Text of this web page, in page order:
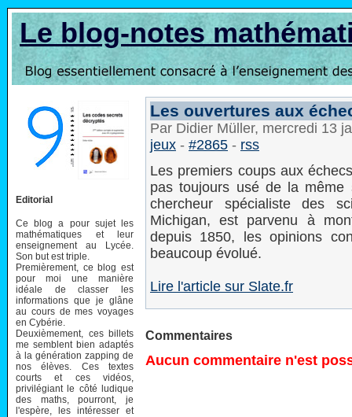
Le blog-notes
Editorial
Ce blog a pour sujet les
mathématiques et leur
enseignement au Lycée.
Son but est triple.
Premièrement, ce blog est
pour moi une manière
idéale de classer les
informations que je glâne
au cours de mes voyages
en Cybérie.
Deuxièmement, ces billets
me semblent bien adaptés
à la génération zapping de
nos élèves. Ces textes
courts et ces vidéos,
privilégiant le côté ludique
des maths, pourront, je
l'espère, les intéresser et
Les ouvertures aux
Par Didier Müller, mercredi 13
jeux - #2865 - rss
Les premiers coups aux
pas toujours usé de la même
chercheur spécialiste des
Michigan, est parvenu à
depuis 1850, les opinions
beaucoup évolué.
Lire l'article sur Slate.fr
Commentaires
Aucun commentaire n'est